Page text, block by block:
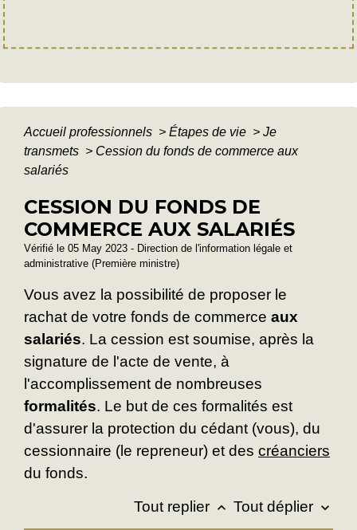
Accueil professionnels > Étapes de vie > Je
transmets > Cession du fonds de commerce aux
salariés
CESSION DU FONDS DE
COMMERCE AUX SALARIÉS
Vérifié le 05 May 2023 - Direction de l'information légale et
administrative (Première ministre)
Vous avez la possibilité de proposer le
rachat de votre fonds de commerce aux
salariés. La cession est soumise, après la
signature de l'acte de vente, à
l'accomplissement de nombreuses
formalités. Le but de ces formalités est
d'assurer la protection du cédant (vous), du
cessionnaire (le repreneur) et des créanciers
du fonds.
Tout replier keyboard_arrow_up Tout déplier keyboard_arrow_down